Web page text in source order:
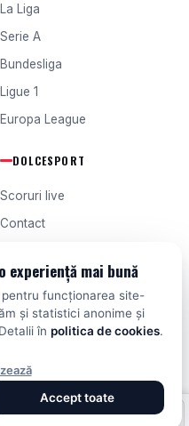
La Liga
Serie A
Bundesliga
Ligue 1
Europa League
DOLCESPORT
Scoruri live
Contact
Termeni și condiții
REZERVATE.
TOATE COMPETIȚIILEScoruri live
experiență mai bună
pentru funcționarea site-
și statistici anonime și
în politica de cookies.
Accept toate